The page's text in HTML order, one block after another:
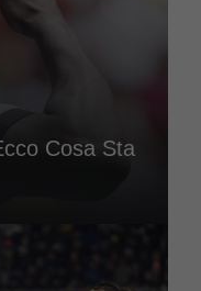
Cosa Sta